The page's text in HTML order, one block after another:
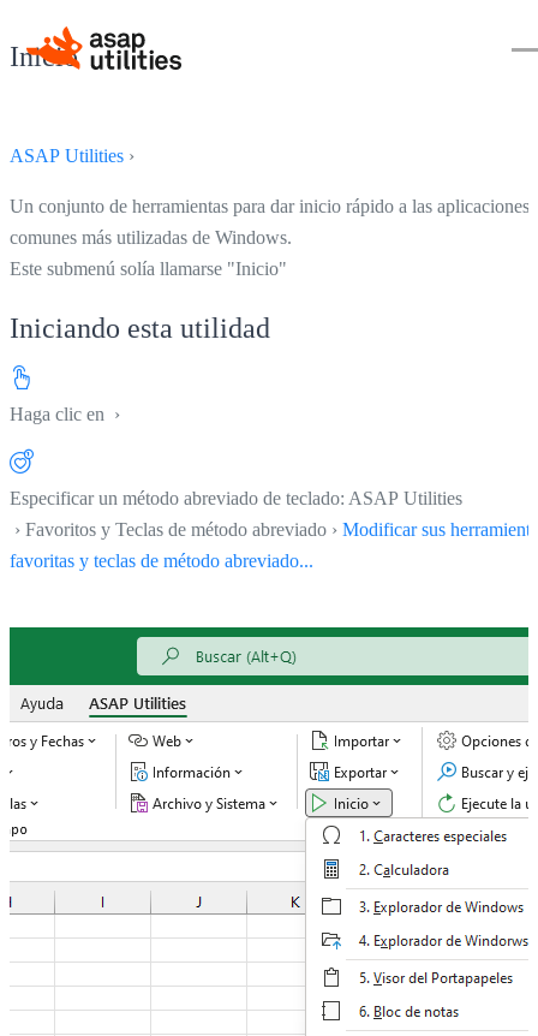
Inicio
ASAP Utilities ›
Un conjunto de herramientas para dar inicio rápido a las aplicaciones
comunes más utilizadas de Windows.
Este submenú solía llamarse "Inicio"
Iniciando esta utilidad
Haga clic en ›
Especificar un método abreviado de teclado: ASAP Utilities
› Favoritos y Teclas de método abreviado › Modificar sus
favoritas y teclas de método abreviado...